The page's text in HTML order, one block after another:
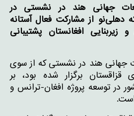
جهانی هند در نشستی در
دهلی‌نو از مشارکت فعال آستانه
زیربنایی افغانستان پشتیبانی
جهانی هند در نشستی که از سوی
قزاقستان برگزار شده بود، بر
در توسعه پروژه افغان-ترانس و
است.